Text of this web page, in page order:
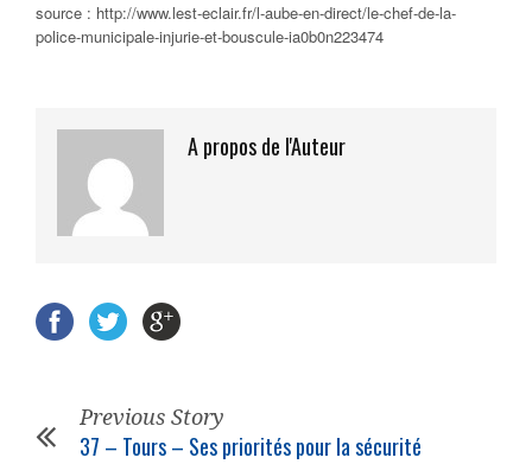
source : http://www.lest-eclair.fr/l-aube-en-direct/le-chef-de-la-
police-municipale-injurie-et-bouscule-ia0b0n223474
A propos de l'Auteur
Previous Story
37 – Tours – Ses priorités pour la sécurité